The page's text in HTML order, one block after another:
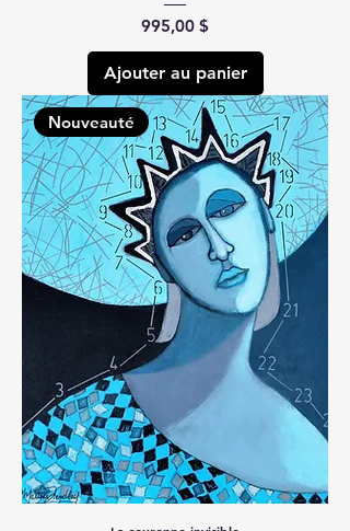
Prix
995,00 $
Ajouter au panier
Nouveauté